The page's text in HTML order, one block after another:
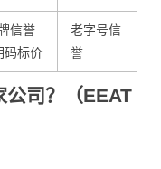
信誉
码标价
老字号信
誉
公司？（EEAT